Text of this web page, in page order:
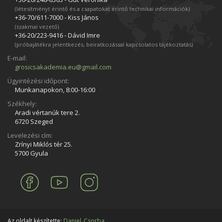
(létesítményt érintő és a csapatokat érintő technikai információk)
+36-70/611­-7000 - Kiss János
(szakmai vezető)
+36-20/223­-9416 - Dávid Imre
(próbajátékra jelentkezés, beiratkozással kapcsolatos tájékoztatás)
E-mail:
grosicsakademia.eu@gmail.com
Ügyintézési időpont:
Munkanapokon, 8:00-16:00
Székhely:
Aradi vértanúk tere 2.
6720 Szeged
Levelezési cím:
Zrínyi Miklós tér 25.
5700 Gyula